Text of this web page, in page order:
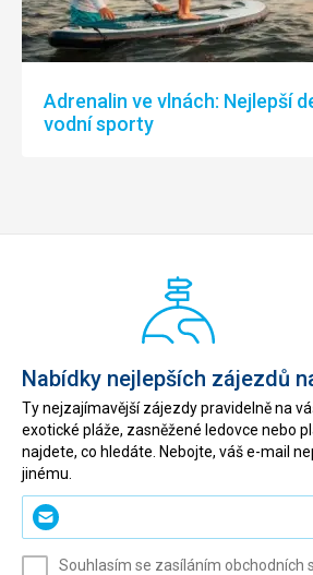
Adrenalin ve vlnách: Nejlepší
vodní sporty
Nabídky nejlepších zájezdů
Ty nejzajímavější zájezdy pravidelně na
exotické pláže, zasněžené ledovce nebo
najdete, co hledáte. Nebojte, váš e-mail
jinému.
Zadejte
svůj
Souhlasím se zasíláním obchodních